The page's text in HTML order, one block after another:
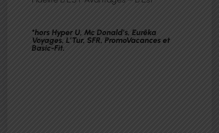
*hors Hyper U, Mc Donald’s, Eurêka
Voyages, L’Tur, SFR, PromoVacances et
Basic-Fit.